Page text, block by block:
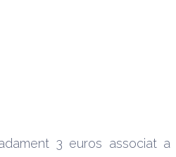
3 euros associat a